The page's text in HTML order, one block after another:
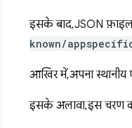
इसके बाद, JSON
known/
आखिर में, अपना स्थानीय
इसके अलावा, इस चरण